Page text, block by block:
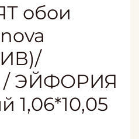
обои
/ ЭЙФОРИЯ
1,06*10,05